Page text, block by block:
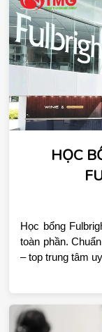
HỌC
Học bổng
toàn phần.
– top trung tâm